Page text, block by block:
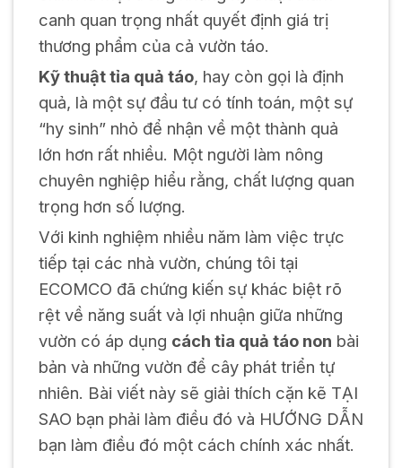
canh quan trọng nhất quyết định giá trị
thương phẩm của cả vườn táo.
Kỹ thuật tỉa quả táo, hay còn gọi là định
quả, là một sự đầu tư có tính toán, một sự
“hy sinh” nhỏ để nhận về một thành quả
lớn hơn rất nhiều. Một người làm nông
chuyên nghiệp hiểu rằng, chất lượng quan
trọng hơn số lượng.
Với kinh nghiệm nhiều năm làm việc trực
tiếp tại các nhà vườn, chúng tôi tại
ECOMCO đã chứng kiến sự khác biệt rõ
rệt về năng suất và lợi nhuận giữa những
vườn có áp dụng cách tỉa quả táo non bài
bản và những vườn để cây phát triển tự
nhiên. Bài viết này sẽ giải thích cặn kẽ TẠI
SAO bạn phải làm điều đó và HƯỚNG DẪN
bạn làm điều đó một cách chính xác nhất.